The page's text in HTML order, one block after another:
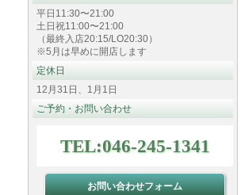
平日11:30〜21:00
土日祝11:00〜21:00
（最終入店20:15/LO20:30）
※5月は早めに開店します
定休日
12月31日、1月1日
ご予約・お問い合わせ
TEL:046-245-1341
お問い合わせフォーム